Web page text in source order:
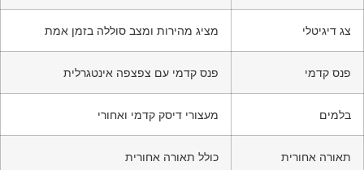
צג דיגיטלי מציג מהירות ומצב סוללה בזמן אמת
פנס קדמי פנס קדמי עם צפצפה אינטגרלית
בלמים מעצורי דיסק קדמי ואחורי
תאורה אחורית כולל תאורה אחורית